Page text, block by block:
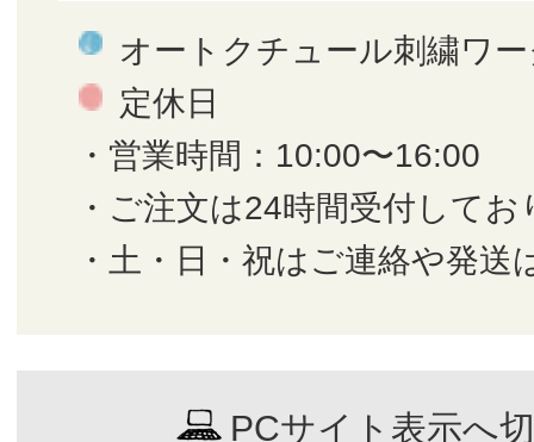
オートクチュール刺繍ワ
定休日
・営業時間：10:00〜16:00
・ご注文は24時間受付してお
・土・日・祝はご連絡や発送
PCサイト表示へ